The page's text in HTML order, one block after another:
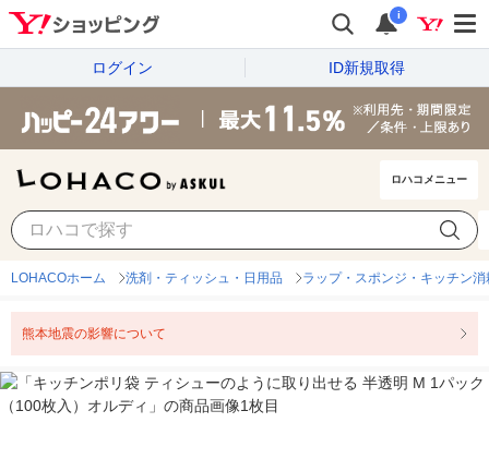
i
ログイン ID新規取得
ロハコメニュー
LOHACOホーム 洗剤・ティッシュ・日用品 ラップ・スポンジ・キッチン消
熊本地震の影響について